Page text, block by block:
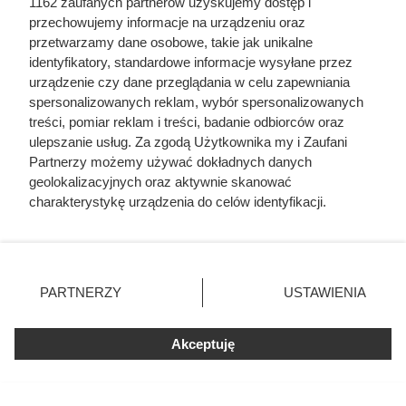
Drugi produkt za 1 zł? W tej
promocji Biedronka szybko
wprowadziła ograniczenie do 4
paczek
przechowujemy informacje na urządzeniu oraz
przetwarzamy dane osobowe, takie jak unikalne
identyfikatory, standardowe informacje wysyłane przez
urządzenie czy dane przeglądania w celu zapewniania
spersonalizowanych reklam, wybór spersonalizowanych
treści, pomiar reklam i treści, badanie odbiorców oraz
ulepszanie usług. Za zgodą Użytkownika my i Zaufani
Partnerzy możemy używać dokładnych danych
geolokalizacyjnych oraz aktywnie skanować
charakterystykę urządzenia do celów identyfikacji.
zmienić/wycofać klikając przycisk ustawień prywatności
znajdujący się w lewym dolnym rogu strony
rodzaje przetwarzania danych nie wymagają zgody
użytkownika, ale masz prawo sprzeciwić się takiemu
przetwarzaniu. Preferencje będą miały zastosowania tylko
PARTNERZY USTAWIENIA
Akceptuję